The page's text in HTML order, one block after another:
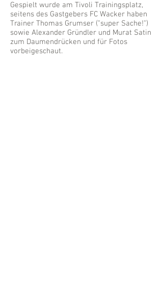
Gespielt wurde am Tivoli Trainingsplatz,
seitens des Gastgebers FC Wacker haben
Trainer Thomas Grumser ("super Sache!")
sowie Alexander Gründler und Murat Satin
zum Daumendrücken und für Fotos
vorbeigeschaut.